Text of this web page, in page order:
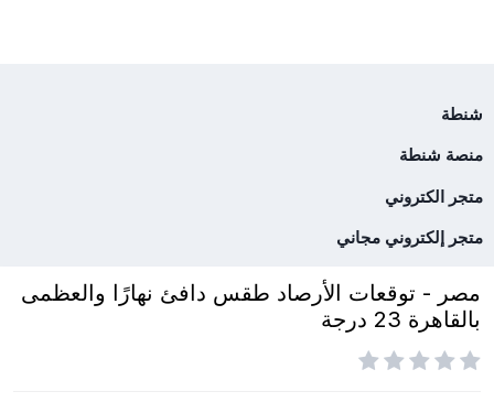
شنطة
منصة شنطة
متجر الكتروني
متجر إلكتروني مجاني
مصر - توقعات الأرصاد طقس دافئ نهارًا والعظمى
بالقاهرة 23 درجة